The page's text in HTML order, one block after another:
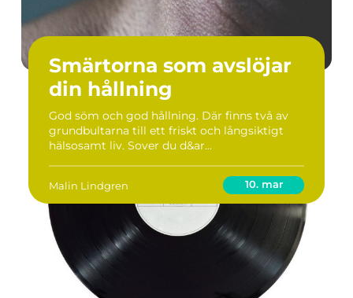
Smärtorna som avslöjar
din hållning
God söm och god hållning. Där finns två av
grundbultarna till ett friskt och långsiktigt
hälsosamt liv. Sover du d&ar...
Malin Lindgren 10. mar